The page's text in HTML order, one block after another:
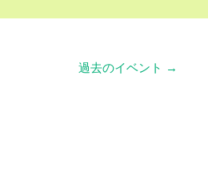
過去のイベント →